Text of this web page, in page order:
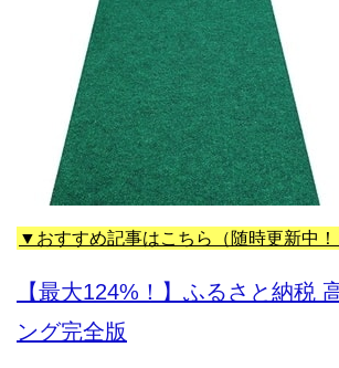
▼おすすめ記事はこちら（随時更新中！
【最大124%！】ふるさと納税
ング完全版